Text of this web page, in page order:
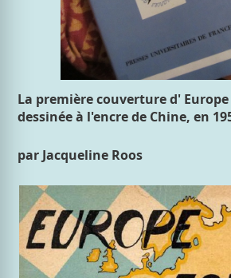
La première couverture d' Europe
dessinée à l'encre de Chine, en
par Jacqueline Roos